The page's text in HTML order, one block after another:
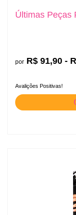
Últimas Peças
por R$ 91,90 -
Avalições Positivas!